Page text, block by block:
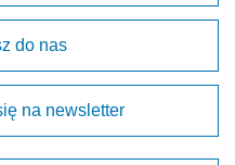
do nas
na newsletter